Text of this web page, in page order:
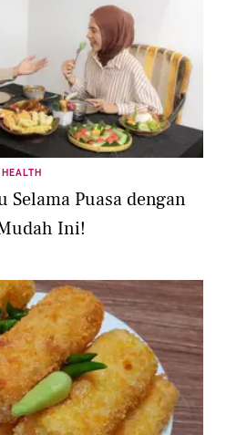
HEALTH
Selama Puasa dengan
Ini!